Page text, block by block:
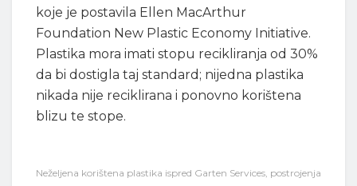
koje je postavila Ellen MacArthur
Foundation New Plastic Economy Initiative.
Plastika mora imati stopu recikliranja od 30%
da bi dostigla taj standard; nijedna plastika
nikada nije reciklirana i ponovno korištena
blizu te stope.
Neželjena korištena plastika ispred Garten Services, postrojenja